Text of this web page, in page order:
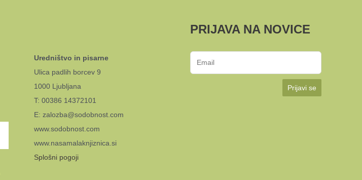
Uredništvo in pisarne
Ulica padlih borcev 9
1000 Ljubljana
T: 00386 14372101
E: zalozba@sodobnost.com
www.sodobnost.com
www.nasamalaknjiznica.si
Splošni pogoji
PRIJAVA NA NOVICE
Prijavi se